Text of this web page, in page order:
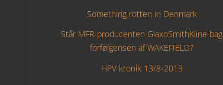
Something rotten in Denmark
Står MFR-producenten GlaxoSmithKline bag
forfølgensen af WAKEFIELD?
HPV kronik 13/8-2013